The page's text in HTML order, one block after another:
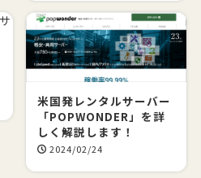
米国発レンタルサーバー
「POPWONDER」を詳
しく解説します！
2024/02/24